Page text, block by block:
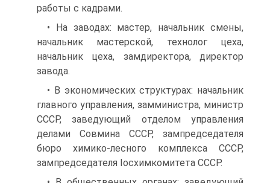
работы с кадрами.
• На заводах: мастер, начальник смены,
начальник мастерской, технолог цеха,
начальник цеха, замдиректора, директор
завода.
• В экономических структурах: начальник
главного управления, замминистра, министр
СССР, заведующий отделом управления
делами Совмина СССР, зампредседателя
бюро химико-лесного комплекса СССР,
зампредседателя Іосхимкомитета СССР.